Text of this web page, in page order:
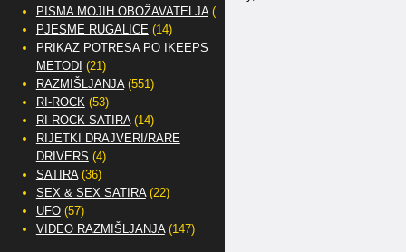
PISMA MOJIH OBOŽAVATELJA(2)
PJESME RUGALICE (14)
PRIKAZ POTRESA PO IKEEPS
METODI (21)
RAZMIŠLJANJA(551)
RI-ROCK(53)
RI-ROCK SATIRA(14)
RIJETKI DRAJVERI/RARE
DRIVERS (4)
SATIRA(36)
SEX & SEX SATIRA(22)
UFO(57)
VIDEO RAZMIŠLJANJA(147)